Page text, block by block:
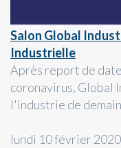
Salon Global
Industrielle
Après report de
coronavirus, Global
l'industrie de
lundi 10 février 2020